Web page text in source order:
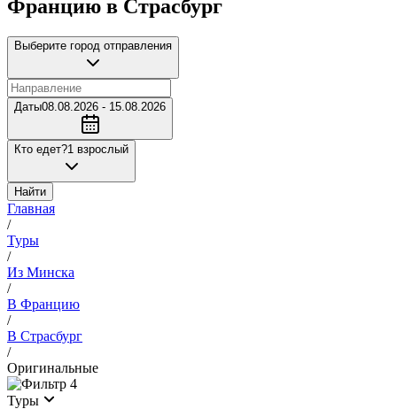
Францию в Страсбург
Выберите город отправления
Даты08.08.2026 - 15.08.2026
Кто едет?1 взрослый
Найти
Главная
/
Туры
/
Из Минска
/
В Францию
/
В Страсбург
/
Оригинальные
4
Туры